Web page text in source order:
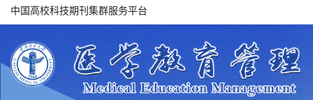
中国高校科技期刊集群服务平台